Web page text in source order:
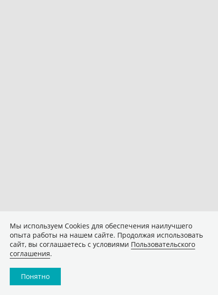
Мы используем Сookies для обеспечения наилучшего
опыта работы на нашем сайте. Продолжая использовать
сайт, вы соглашаетесь с условиями Пользовательского
соглашения.
Понятно